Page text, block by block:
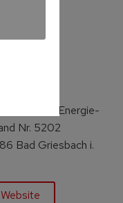
Freigelände Energie-
Nr. 5202
Bad Griesbach i.